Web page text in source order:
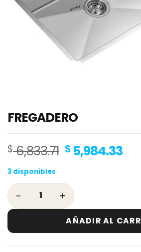
FREGADERO
$6,833.71 Original
$ 6,833.71.
$ 5,984.33
3 disponibles
FREGADERO cantidad
AÑADIR AL